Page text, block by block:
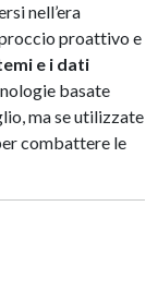
nell’era
proattivo e
e i dati
basate
ma se utilizzate
combattere le